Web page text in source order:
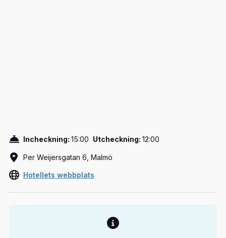
Incheckning: 15:00 Utcheckning: 12:00
Per Weijersgatan 6, Malmö
Hotellets webbplats